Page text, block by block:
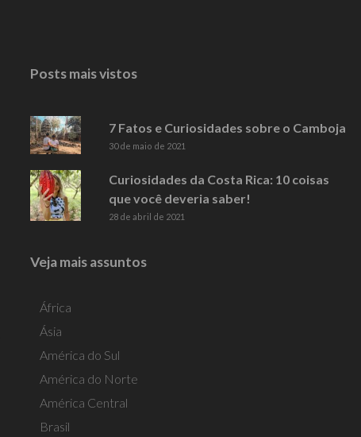
Posts mais vistos
7 Fatos e Curiosidades sobre o Camboja
30 de maio de 2021
Curiosidades da Costa Rica: 10 coisas
que você deveria saber!
28 de abril de 2021
Veja mais assuntos
África
Ásia
América do Sul
América do Norte
América Central
Brasil